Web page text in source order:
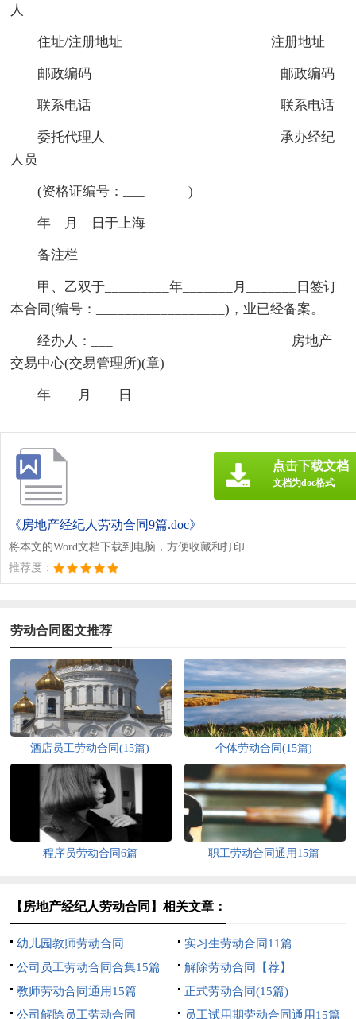
人
住址/注册地址 注册地址
邮政编码 邮政编码
联系电话 联系电话
委托代理人 承办经纪
人员
(资格证编号：___ )
年 月 日于上海
备注栏
甲、乙双于_________年_______月_______日签订
本合同(编号：__________________)，业已经备案。
经办人：___ 房地产
交易中心(交易管理所)(章)
年 月 日
《房地产经纪人劳动合同9篇.doc》
将本文的Word文档下载到电脑，方便收藏和打印
推荐度：
点击下载文档
文档为doc格式
劳动合同图文推荐
酒店员工劳动合同(15篇) 个体劳动合同(15篇)
程序员劳动合同6篇 职工劳动合同通用15篇
【房地产经纪人劳动合同】相关文章：
幼儿园教师劳动合同
实习生劳动合同11篇
公司员工劳动合同合集15篇
解除劳动合同【荐】
教师劳动合同通用15篇
正式劳动合同(15篇)
公司解除员工劳动合同
员工试用期劳动合同通用15篇